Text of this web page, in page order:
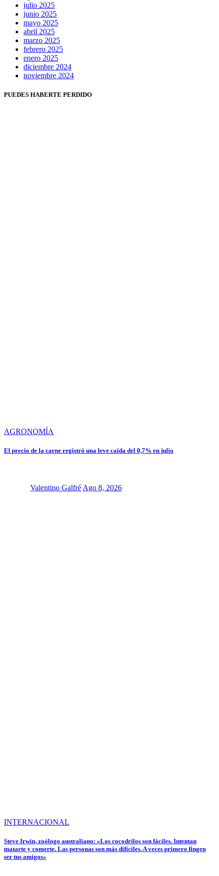
julio 2025
junio 2025
mayo 2025
abril 2025
marzo 2025
febrero 2025
enero 2025
diciembre 2024
noviembre 2024
PUEDES HABERTE PERDIDO
AGRONOMÍA
El precio de la carne registró una leve caída del 0,7% en julio
Valentino Galfré Ago 8, 2026
INTERNACIONAL
Steve Irwin, zoólogo australiano: «Los cocodrilos son fáciles. Intentan
matarte y comerte. Las personas son más difíciles. A veces primero fingen
ser tus amigos»